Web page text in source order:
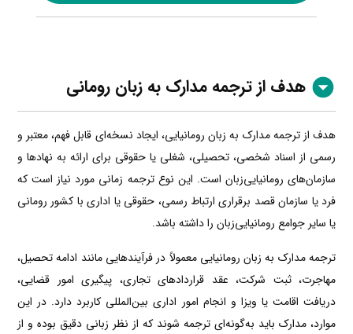
هدف از ترجمه مدارک به زبان رومانی
هدف از ترجمه مدارک به زبان رومانیایی، ایجاد نسخه‌ای قابل فهم، معتبر و
رسمی از اسناد شخصی، تحصیلی، شغلی یا حقوقی برای ارائه به نهادها و
سازمان‌های رومانیایی‌زبان است. این نوع ترجمه زمانی مورد نیاز است که
فرد یا سازمان قصد برقراری ارتباط رسمی، حقوقی یا اداری با کشور رومانی
یا سایر جوامع رومانیایی‌زبان را داشته باشد.
ترجمه مدارک به زبان رومانیایی معمولاً در فرآیندهایی مانند ادامه تحصیل،
مهاجرت، ثبت شرکت، عقد قراردادهای تجاری، پیگیری امور قضایی،
دریافت اقامت یا ویزا و انجام امور اداری بین‌المللی کاربرد دارد. در این
موارد، مدارک باید به‌گونه‌ای ترجمه شوند که از نظر زبانی دقیق بوده و از